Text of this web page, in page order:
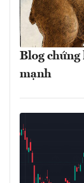
Blog chứng
mạnh